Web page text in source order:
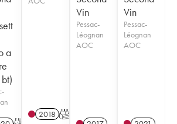
a
2018 T
Vin
Pessac-
Léognan
AOC
Vin
Pessac-
Léognan
AOC